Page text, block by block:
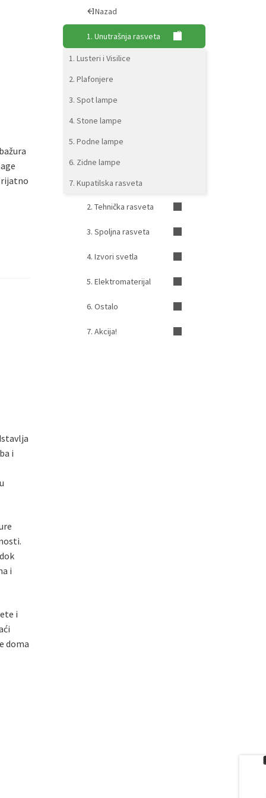
i
i
i
doma
Nazad
1. Unutrašnja rasveta
1. Lusteri i Visilice
2. Plafonjere
3. Spot lampe
4. Stone lampe
5. Podne lampe
6. Zidne lampe
7. Kupatilska rasveta
2. Tehnička rasveta
3. Spoljna rasveta
4. Izvori svetla
5. Elektromaterijal
6. Ostalo
7. Akcija!